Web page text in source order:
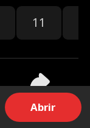
11
Compartir
Abrir